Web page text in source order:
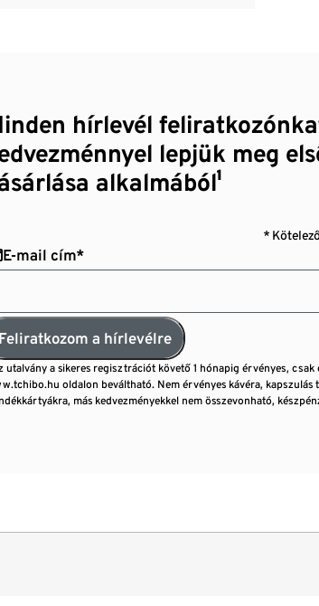
hírlevél
lepjük meg
alkalmából¹
*
E-mail cím*
Feliratkozom a hírlevélre
utalvány a sikeres regisztrációt követő 1 hónapig érvényes, csak
oldalon beváltható. Nem érvényes kávéra, kapszulás
más kedvezményekkel nem összevonható,